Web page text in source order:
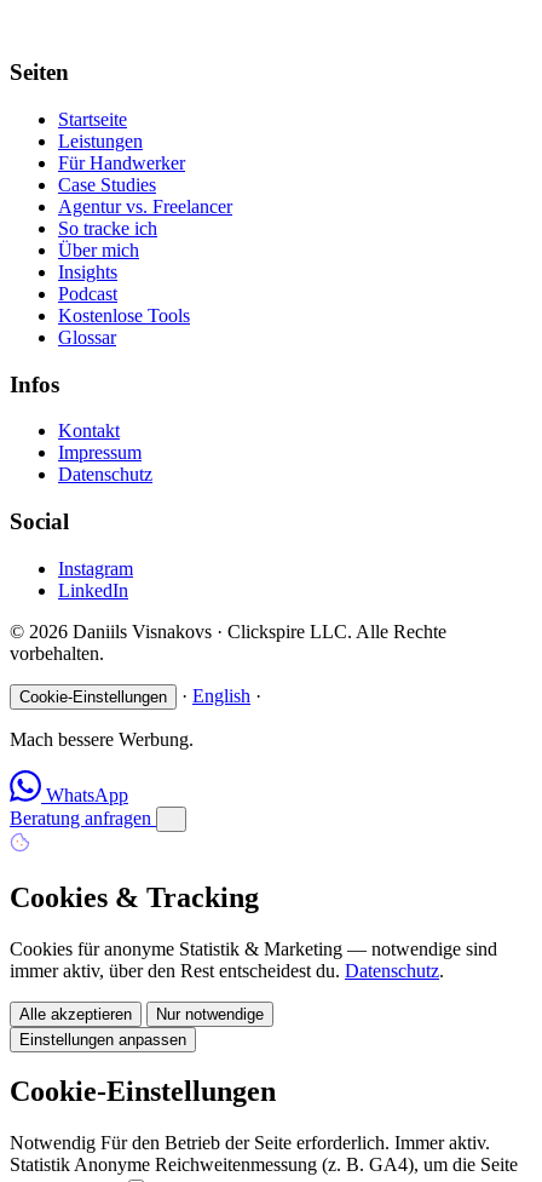
Seiten
Startseite
Leistungen
Für Handwerker
Case Studies
Agentur vs. Freelancer
So tracke ich
Über mich
Insights
Podcast
Kostenlose Tools
Glossar
Infos
Kontakt
Impressum
Datenschutz
Social
Instagram
LinkedIn
© 2026 Daniils Visnakovs · Clickspire LLC. Alle Rechte
vorbehalten.
Cookie-Einstellungen · English ·
Mach bessere Werbung.
WhatsApp
Beratung anfragen
Cookies & Tracking
Cookies für anonyme Statistik & Marketing — notwendige sind
immer aktiv, über den Rest entscheidest du. Datenschutz.
Alle akzeptieren
Nur notwendige
Einstellungen anpassen
Cookie-Einstellungen
Notwendig Für den Betrieb der Seite erforderlich. Immer aktiv.
Statistik Anonyme Reichweitenmessung (z. B. GA4), um die Seite